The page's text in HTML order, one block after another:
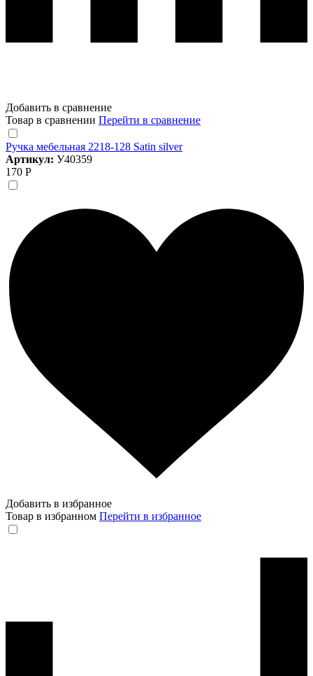
Добавить в сравнение
Товар в сравнении Перейти в сравнение
Ручка мебельная 2218-128 Satin silver
Артикул: У40359
170 Р
Добавить в избранное
Товар в избранном Перейти в избранное